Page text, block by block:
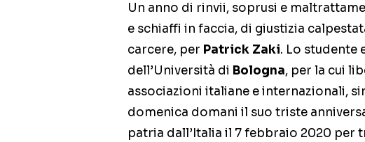
Un anno di rinvii, soprusi e
e schiaffi in faccia, di giustizia
carcere, per Patrick Zaki. Lo studente
dell’Università di Bologna, per la cui
associazioni italiane e internazionali,
domenica domani il suo triste
patria dall’Italia il 7 febbraio 2020 per